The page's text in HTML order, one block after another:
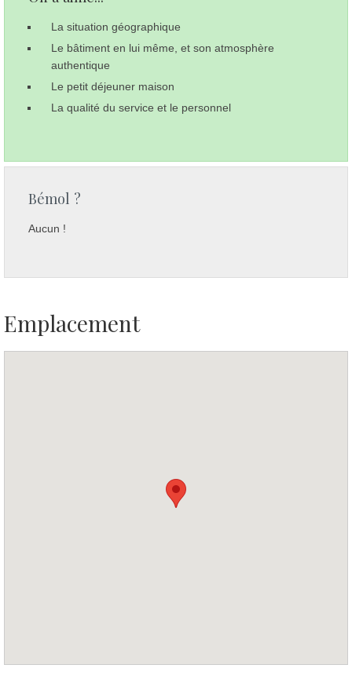
La situation géographique
Le bâtiment en lui même, et son atmosphère
authentique
Le petit déjeuner maison
La qualité du service et le personnel
Bémol ?
Aucun !
Emplacement